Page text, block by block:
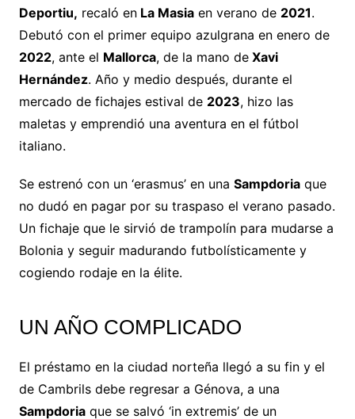
Deportiu, recaló enLa Masiaen verano de 2021.
Debutó con el primer equipo azulgrana en enero de
2022, ante el Mallorca, de la mano deXavi
Hernández. Año y medio después, durante el
mercado de fichajes estival de 2023, hizo las
maletas y emprendió una aventura en el fútbol
italiano.
Se estrenó con un ‘erasmus’ en una Sampdoriaque
no dudó en pagar por su traspaso el verano pasado.
Un fichaje que le sirvió de trampolín para mudarse a
Bolonia y seguir madurando futbolísticamente y
cogiendo rodaje en la élite.
UN AÑO COMPLICADO
El préstamo en la ciudad norteña llegó a su fin y el
de Cambrils debe regresar a Génova, a una
Sampdoriaque se salvó ‘in extremis’ de un